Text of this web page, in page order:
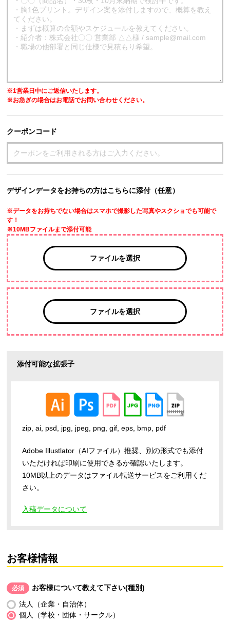
※1営業日中にご返信いたします。
※お急ぎの場合はお電話でお問い合わせください。
クーポンコード
デザインデータをお持ちの方はこちらに添付（任意）
※データをお持ちでない場合はスマホで撮影した写真やスクショでも可能で
す！
※10MBファイルまで添付可能
ファイルを選択
ファイルを選択
添付可能な拡張子
zip, ai, psd, jpg, jpeg, png, gif, eps, bmp, pdf
Adobe Illustlator（AIファイル）推奨、別の形式でも添付
いただければ印刷に使用できるか確認いたします。
10MB以上のデータはファイル転送サービスをご利用くだ
さい。
入稿データについて
お客様情報
必須 お客様について教えて下さい(種別)
法人（企業・自治体）
個人（学校・団体・サークル）